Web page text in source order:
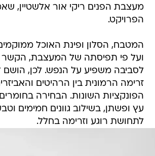
מעצבת הפנים ריקי אור אלשטיין,
הפרויקט.
המטבח, הסלון ופינת האוכל
ועל פי תפיסתה של המעצבת, הקשר
לסביבה משפיע על הנפש. לכן, הושם
זרימה הרמונית בין הרהיטים
הפונקציות השונות. הבחירה
עץ ופשתן, בשילוב גוונים חמימים
לתחושת רוגע וזרימה בחלל.